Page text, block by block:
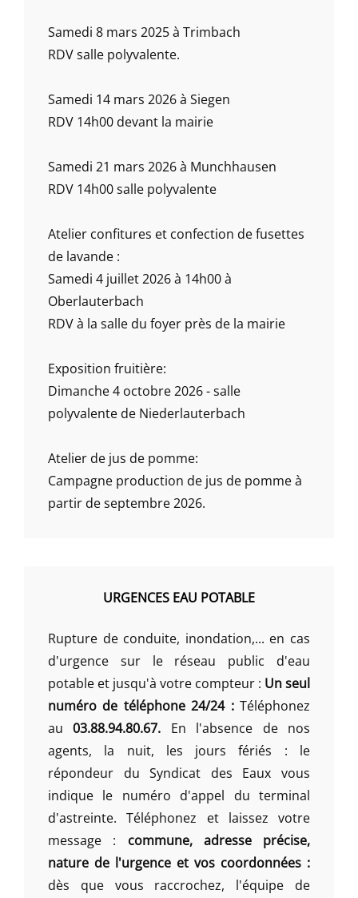
Samedi 8 mars 2025 à Trimbach
RDV salle polyvalente.
Samedi 14 mars 2026 à Siegen
RDV 14h00 devant la mairie
Samedi 21 mars 2026 à Munchhausen
RDV 14h00 salle polyvalente
Atelier confitures et confection de fusettes
de lavande :
Samedi 4 juillet 2026 à 14h00 à
Oberlauterbach
RDV à la salle du foyer près de la mairie
Exposition fruitière:
Dimanche 4 octobre 2026 - salle
polyvalente de Niederlauterbach
Atelier de jus de pomme:
Campagne production de jus de pomme à
partir de septembre 2026.
URGENCES EAU POTABLE
Rupture de conduite, inondation,... en cas
d'urgence sur le réseau public d'eau
potable et jusqu'à votre compteur : Un seul
numéro de téléphone 24/24 :Téléphonez
au03.88.94.80.67. En l'absence de nos
agents, la nuit, les jours fériés : le
répondeur du Syndicat des Eaux vous
indique le numéro d'appel du terminal
d'astreinte. Téléphonez et laissez votre
message : commune, adresse précise,
nature de l'urgence et vos coordonnées :
dès que vous raccrochez, l'équipe de